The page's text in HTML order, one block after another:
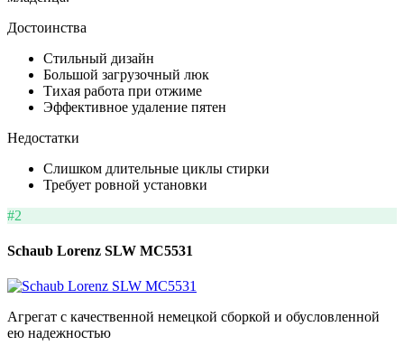
Достоинства
Стильный дизайн
Большой загрузочный люк
Тихая работа при отжиме
Эффективное удаление пятен
Недостатки
Слишком длительные циклы стирки
Требует ровной установки
#2
Schaub Lorenz SLW MC5531
Агрегат с качественной немецкой сборкой и обусловленной
ею надежностью